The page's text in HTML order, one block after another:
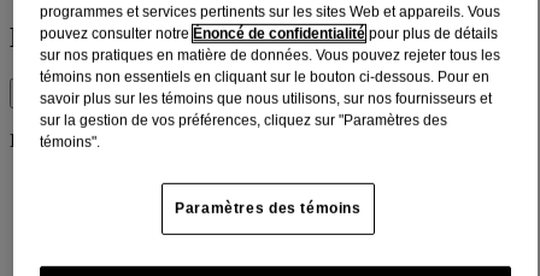
Détails du produit
Ingrédients
Info-médicament
Ingrédients actifs
programmes et services pertinents sur les sites Web et appareils. Vous
pouvez consulter notreÉnoncé de confidentialité pour plus de détails
sur nos pratiques en matière de données. Vous pouvez rejeter tous les
témoins non essentiels en cliquant sur le bouton ci-dessous. Pour en
savoir plus sur les témoins que nous utilisons, sur nos fournisseurs et
sur la gestion de vos préférences, cliquez sur "Paramètres des
témoins".
Paramètres des témoins